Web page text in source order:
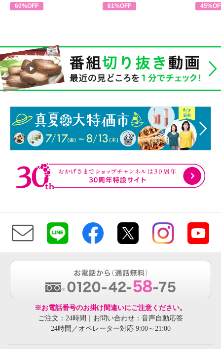
60%OFF 61%OFF
※お電話番号のお掛け間違いにご注意ください。
ご注文：24時間｜お問い合わせ：音声自動応答
24時間／オペレーター対応 9:00～21:00